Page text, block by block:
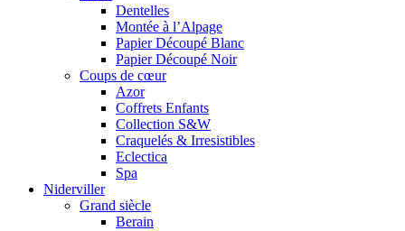
Dentelles
Montée à l’Alpage
Papier Découpé Blanc
Papier Découpé Noir
Coups de cœur
Azor
Coffrets Enfants
Collection S&W
Craquelés & Irresistibles
Eclectica
Spa
Niderviller
Grand siècle
Berain